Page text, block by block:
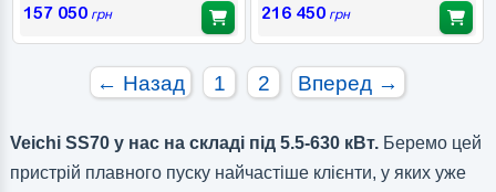
157 050грн 216 450грн
← Назад 1 2 Вперед →
Veichi SS70 у нас на складі під 5.5-630 кВт.Беремо цей
пристрій плавного пуску найчастіше клієнти, у яких уже